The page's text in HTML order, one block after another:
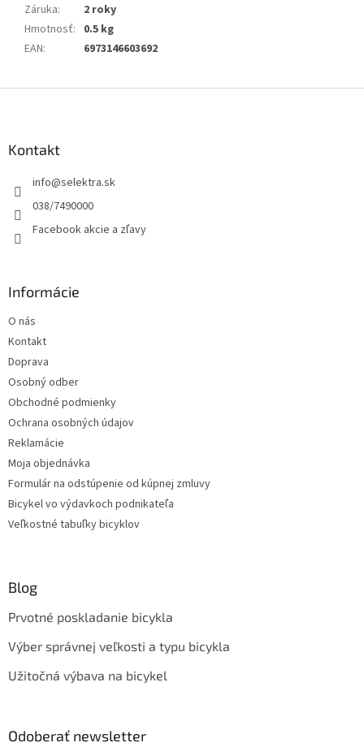
Záruka:
2 roky
Hmotnosť: 0.5 kg
EAN: 6973146603692
Kontakt
info@selektra.sk
038/7490000
Facebook akcie a zľavy
Informácie
O nás
Kontakt
Doprava
Osobný odber
Obchodné podmienky
Ochrana osobných údajov
Reklamácie
Moja objednávka
Formulár na odstúpenie od kúpnej zmluvy
Bicykel vo výdavkoch podnikateľa
Veľkostné tabuľky bicyklov
Blog
Prvotné poskladanie bicykla
Výber správnej veľkosti a typu bicykla
Užitočná výbava na bicykel
Odoberať newsletter